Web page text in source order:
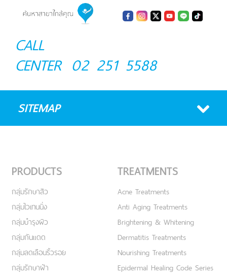
CALL
CENTER 02 251 5588
SITEMAP
PRODUCTS
กลุ่มรักษาสิว
กลุ่มไวเทนนิ่ง
กลุ่มบำรุงผิว
กลุ่มกันแดด
กลุ่มลดเลือนริ้วรอย
กลุ่มรักษาฝ้า
TREATMENTS
Acne Treatments
Anti Aging Treatments
Brightening & Whitening
Dermatitis Treatments
Nourishing Treatments
Epidermal Healing Code Series